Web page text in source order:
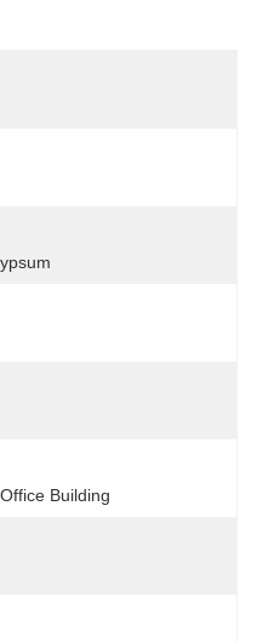
Building